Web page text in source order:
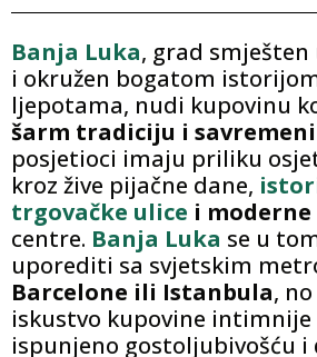
Banja Luka, grad smješten
i okružen bogatom
ljepotama, nudi kupovinu
šarm tradiciju i
posjetioci imaju priliku
kroz žive pijačne dane,
trgovačke ulice i
centre. Banja Luka se u
uporediti sa svjetskim
Barcelone ili Istanbula,
iskustvo kupovine
ispunjeno gostoljubivošću i